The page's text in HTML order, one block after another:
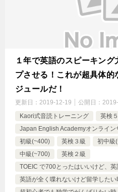
１年で英語のスピーキン
プさせる！これが超具体
ジュールだ！
更新日： 2019-12-19 公開日：
Kaori式音読トレーニング
英検
Japan English Academyオンライン
初級(~400)
英検３級 初中級
中級(~700)
英検２級
TOEIC で700とったはいいけど、
英語が全く喋れないけど留学したい